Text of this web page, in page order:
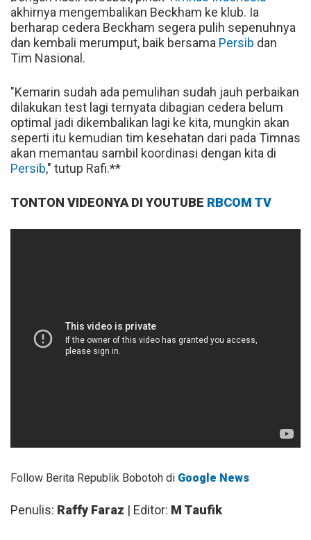
akhirnya mengembalikan Beckham ke klub. Ia
berharap cedera Beckham segera pulih sepenuhnya
dan kembali merumput, baik bersama Persib dan
Tim Nasional.
"Kemarin sudah ada pemulihan sudah jauh perbaikan
dilakukan test lagi ternyata dibagian cedera belum
optimal jadi dikembalikan lagi ke kita, mungkin akan
seperti itu kemudian tim kesehatan dari pada Timnas
akan memantau sambil koordinasi dengan kita di
Persib," tutup Rafi.**
TONTON VIDEONYA DI YOUTUBE RBCOM TV
Follow Berita Republik Bobotoh di Google News
Penulis: Raffy Faraz | Editor: M Taufik